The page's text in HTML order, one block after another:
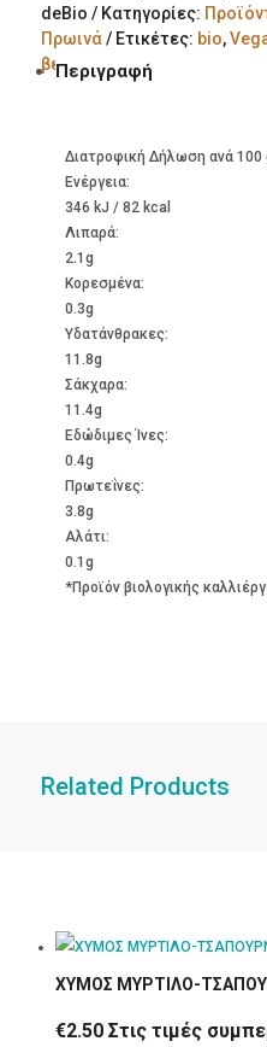
deBio
Κατηγορίες:
Πρωινά
Ετικέτες: bio,
βερίκοκο
Περιγραφή
Διατροφική Δήλωση ανά 100
Ενέργεια:
346 kJ / 82 kcal
Λιπαρά:
2.1g
Kορεσμένα:
0.3g
Υδατάνθρακες:
11.8g
Σάκχαρα:
11.4g
Εδώδιμες Ίνες:
0.4g
Πρωτεΐνες:
3.8g
Αλάτι:
0.1g
*Προϊόν βιολογικής
Related Products
ΧΥΜΟΣ ΜΥΡΤΙΛΟ-
€2.50 Στις τιμές